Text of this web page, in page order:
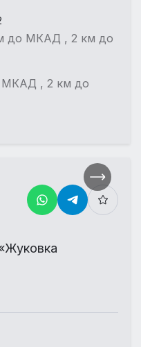
до МКАД , 2 км до
МКАД , 2 км до